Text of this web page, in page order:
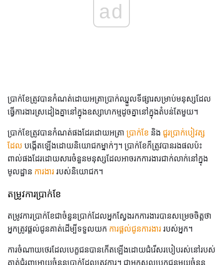
ad
ប្រាក់ខែត្រូវបានកំណត់ដោយអត្រាប្រាក់ឈ្នួលទីផ្សារសម្រាប់មនុស្សដែល
ធ្វើការងារស្រដៀងគ្នានៅក្នុងឧស្សាហកម្មដូចគ្នានៅក្នុងតំបន់តែមួយ។
ប្រាក់ខែត្រូវបានកំណត់ផងដែរដោយអត្រា ប្រាក់ខែ និង ជួរប្រាក់បៀវត្ស
ដែល បង្កើតឡើងដោយនិយោជកម្នាក់ៗ។ ប្រាក់ខែក៏ត្រូវបានរងផលប៉ះ
ពាល់ផងដែរដោយសារចំនួនមនុស្សដែលអាចរកការងារជាក់លាក់នៅក្នុង
មូលដ្ឋាន ការងារ របស់និយោជក។
តម្រូវការប្រាក់ខែ
តម្រូវការប្រាក់ខែជាចំនួនប្រាក់ដែលអ្នកស្វែងរកការងារបានសម្រេចចិត្តថា
អ្នកត្រូវផ្តល់ជូនគាត់ដើម្បីទទួលយក ការផ្តល់ជូនការងារ របស់អ្នក។
ការចំណាយថេរដែលបេក្ខជនបានកើតឡើងដោយជំរើសរបៀបរស់នៅរបស់
គាត់ជំរុញអោយចំនួនប្រាក់ដែលត្រូវការ។ ជាអកុសលបេក្ខជនមួយចំនួន